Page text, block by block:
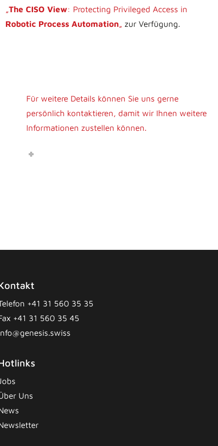
„The CISO View: Protecting Privileged Access in
Robotic Process Automation„ zur Verfügung.
Für weitere Details können Sie uns gerne
persönlich kontaktieren, damit wir Ihnen weitere
Informationen zustellen können.
+41 31 560 35 35
+41 31 560 35 45
Uns